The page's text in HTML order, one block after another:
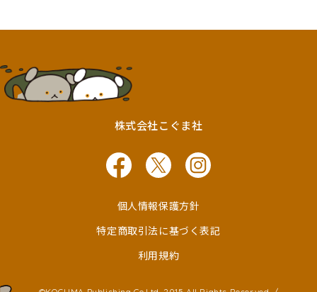
株式会社こぐま社
個人情報保護方針
特定商取引法に基づく表記
利用規約